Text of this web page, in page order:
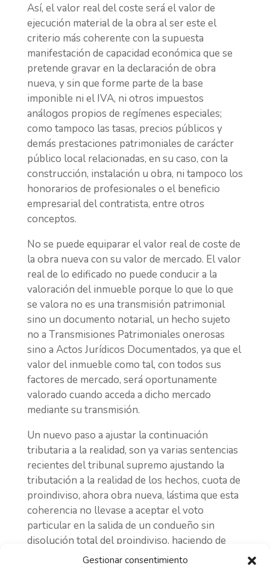
Gestionar consentimiento
Así, el valor real del coste será el valor de
ejecución material de la obra al ser este el
criterio más coherente con la supuesta
manifestación de capacidad económica que se
pretende gravar en la declaración de obra
nueva, y sin que forme parte de la base
imponible ni el IVA, ni otros impuestos
análogos propios de regímenes especiales;
como tampoco las tasas, precios públicos y
demás prestaciones patrimoniales de carácter
público local relacionadas, en su caso, con la
construcción, instalación u obra, ni tampoco los
honorarios de profesionales o el beneficio
empresarial del contratista, entre otros
conceptos.
No se puede equiparar el valor real de coste de
la obra nueva con su valor de mercado. El valor
real de lo edificado no puede conducir a la
valoración del inmueble porque lo que lo que
se valora no es una transmisión patrimonial
sino un documento notarial, un hecho sujeto
no a Transmisiones Patrimoniales onerosas
sino a Actos Jurídicos Documentados, ya que el
valor del inmueble como tal, con todos sus
factores de mercado, será oportunamente
valorado cuando acceda a dicho mercado
mediante su transmisión.
Un nuevo paso a ajustar la continuación
tributaria a la realidad, son ya varias sentencias
recientes del tribunal supremo ajustando la
tributación a la realidad de los hechos, cuota de
proindiviso, ahora obra nueva, lástima que esta
coherencia no llevase a aceptar el voto
particular en la salida de un condueño sin
disolución total del proindiviso, haciendo de
mejor posición, como recordaba aquel voto